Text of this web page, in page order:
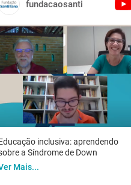
fundacaosanti
inclusiva: aprendendo
a Síndrome de Down
Mais...